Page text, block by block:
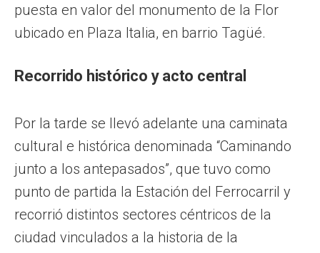
puesta en valor del monumento de la Flor
ubicado en Plaza Italia, en barrio Tagüé.
Recorrido histórico y acto central
Por la tarde se llevó adelante una caminata
cultural e histórica denominada “Caminando
junto a los antepasados”, que tuvo como
punto de partida la Estación del Ferrocarril y
recorrió distintos sectores céntricos de la
ciudad vinculados a la historia de la